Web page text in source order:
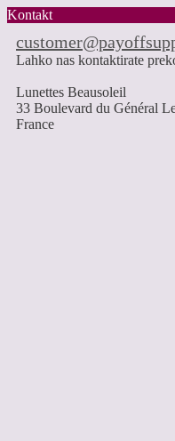
Kontakt
Lahko nas kontaktirate
Lunettes Beausoleil
33 Boulevard du Général
France